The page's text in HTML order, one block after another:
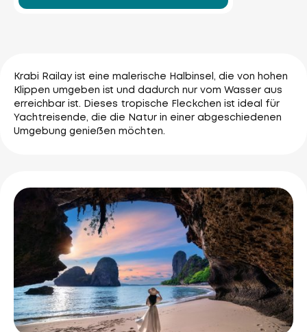
Krabi Railay ist eine malerische Halbinsel, die von hohen
Klippen umgeben ist und dadurch nur vom Wasser aus
erreichbar ist. Dieses tropische Fleckchen ist ideal für
Yachtreisende, die die Natur in einer abgeschiedenen
Umgebung genießen möchten.